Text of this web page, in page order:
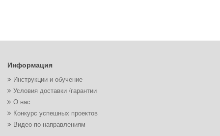
Информация
Инструкции и обучение
Условия доставки /гарантии
О нас
Конкурс успешных проектов
Видео по направлениям